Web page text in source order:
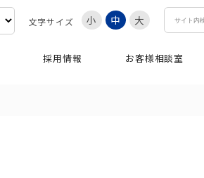
文字サイズ 小 中 大
採用情報 お客様相談室